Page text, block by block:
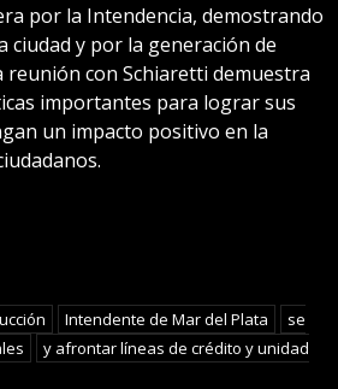
por la Intendencia, demostrando
y por la generación de
con Schiaretti demuestra
importantes para lograr sus
un impacto positivo en la
Intendente de Mar del Plata
se
y afrontar líneas de crédito y unidad